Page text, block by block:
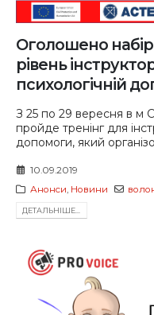
Оголошено
рівень
психологічній
З 25 по 29 вересня в м
пройде тренінг для
допомоги, який
10.09.2019
Анонси, Новини
ДЕТАЛЬНIШЕ...